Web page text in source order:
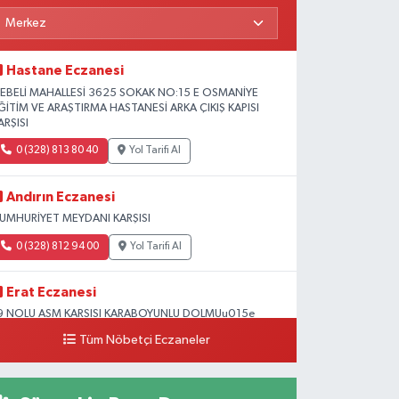
Hastane Eczanesi
MAHALLESİ 3625 SOKAK NO:15 E OSMANİYE
VE ARAŞTIRMA HASTANESİ ARKA ÇIKIŞ KAPISI
0 (328) 813 80 40 Yol Tarifi Al
Andırın Eczanesi
MEYDANI KARŞISI
0 (328) 812 94 00 Yol Tarifi Al
Erat Eczanesi
NOLU ASM KARSISI KARABOYUNLU DOLMUu015e
Tüm Nöbetçi Eczaneler